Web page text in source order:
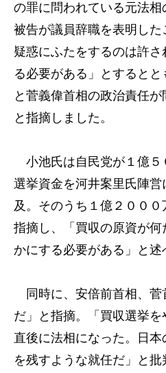
の罪に問われている元法
被告が議員辞職を表明し
疑惑にふたをするのは許
る必要がある」とすると
と菅義偉首相の政治責任が
と指摘しました。
小池氏は自民党が１億５
選挙資金を河井案里氏陣
及。そのうち１億２０００
指摘し、「買収の原資が
かにする必要がある」と述
同時に、安倍前首相、菅
だ」と指摘。「買収選挙
直後に法相になった。日
を残すような就任だ」と